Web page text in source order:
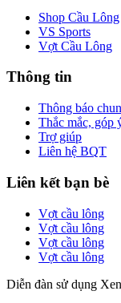
Shop Cầu Lông
VS Sports
Vợt Cầu Lông
Thông tin
Thông báo
Thắc mắc, góp
Trợ giúp
Liên hệ BQT
Liên kết bạn bè
Vợt cầu lông
Vợt cầu lông
Vợt cầu lông
Vợt cầu lông
Diễn đàn sử dụng